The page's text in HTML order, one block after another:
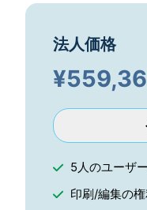
法人価格
¥
5人のユーザ
印刷/編集の権